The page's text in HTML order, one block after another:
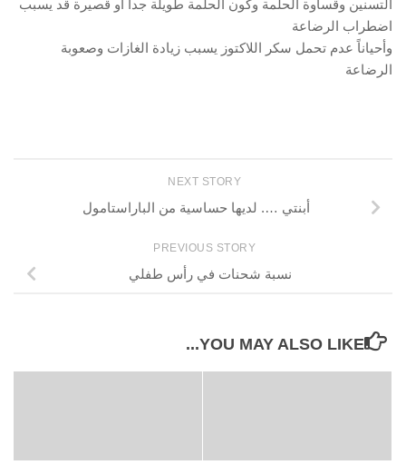
التسنين وقساوة الحلمة وكون الحلمة طويلة جداً أو قصيرة قد يسبب
اضطراب الرضاعة
وأحياناً عدم تحمل سكر اللاكتوز يسبب زيادة الغازات وصعوبة
الرضاعة
NEXT STORY
أبنتي …. لديها حساسية من الباراستامول
PREVIOUS STORY
نسبة شحنات في رأس طفلي
YOU MAY ALSO LIKE...